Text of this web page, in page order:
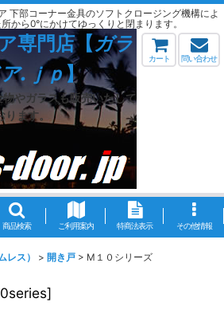
下部コーナー金具のソフトクロージング機構によ
から0°にかけてゆっくりと閉まります。
専門店【ガラ
.ｊｐ】
物やガラスも販売いたして
ります。
カート 問い合わせ
商品検索 ご利用案内 特商法表示 その他情報
レス） > 開き戸 > M１０シリーズ
]